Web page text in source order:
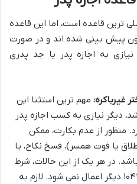
مدنی اصلی ترین قاعده است، اما این قاعده
پیش بینی شده اند و در صورت
نیازی به اجازه پدر یا جد پدری
غیرباکره: مهم ترین استثنا این
دیگر نیازی به کسب اجازه پدر
منظور از عدم بکارت، ممکن
یا فوت همسر)، فسخ نکاح، یا
در هر یک از این حالات، شرط
بکارت از بین رفته و ماده ۱۰۴۳ دیگر اعمال نمی شود. لازم به